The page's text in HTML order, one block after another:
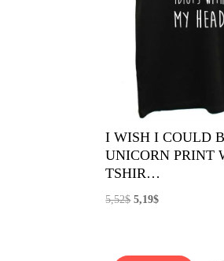
I WISH I COULD
UNICORN PRINT
TSHIR…
5,52$ El
5,19$El